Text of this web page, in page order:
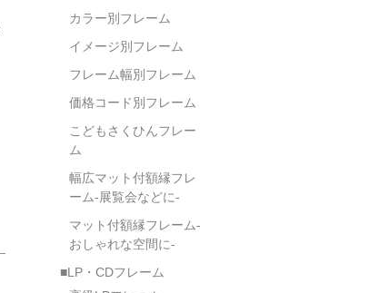
カラー別フレーム
イメージ別フレーム
フレーム幅別フレーム
価格コード別フレーム
こどもさくひんフレー
ム
幅広マット付額縁フレ
ーム-展覧会などに-
マット付額縁フレーム-
おしゃれな空間に-
■LP・CDフレーム